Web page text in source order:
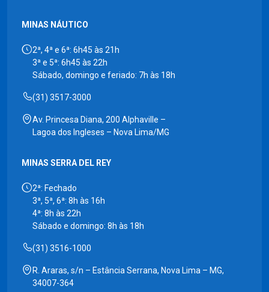
MINAS NÁUTICO
2ª, 4ª e 6ª: 6h45 às 21h
3ª e 5ª: 6h45 às 22h
Sábado, domingo e feriado: 7h às 18h
(31) 3517-3000
Av. Princesa Diana, 200 Alphaville –
Lagoa dos Ingleses – Nova Lima/MG
MINAS SERRA DEL REY
2ª: Fechado
3ª, 5ª, 6ª: 8h às 16h
4ª: 8h às 22h
Sábado e domingo: 8h às 18h
(31) 3516-1000
R. Araras, s/n – Estância Serrana, Nova Lima – MG,
34007-364